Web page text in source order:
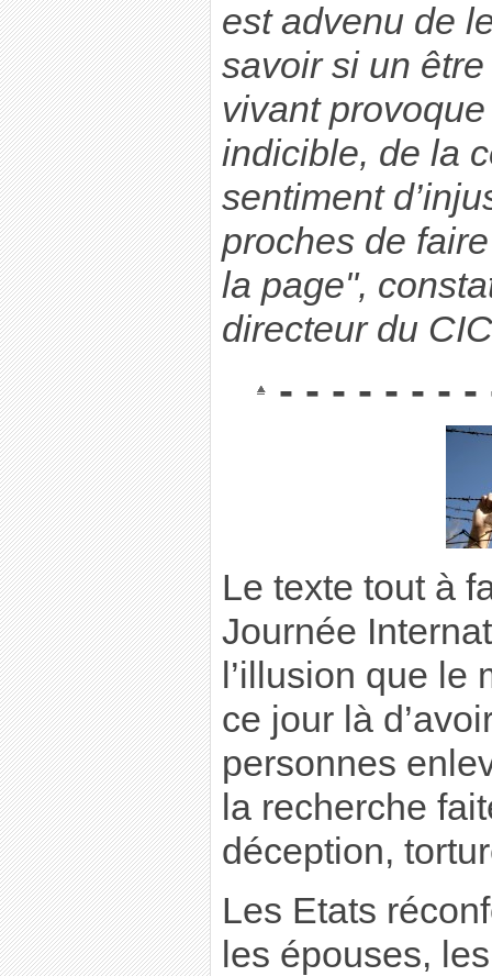
est advenu de
savoir si un
vivant
indicible, de la
sentiment
proches de
la page",
directeur du
- - - - - - -
Le texte tout à
Journée
l’illusion que
ce jour là
personnes
la recherche
déception,
Les Etats
les épouses,